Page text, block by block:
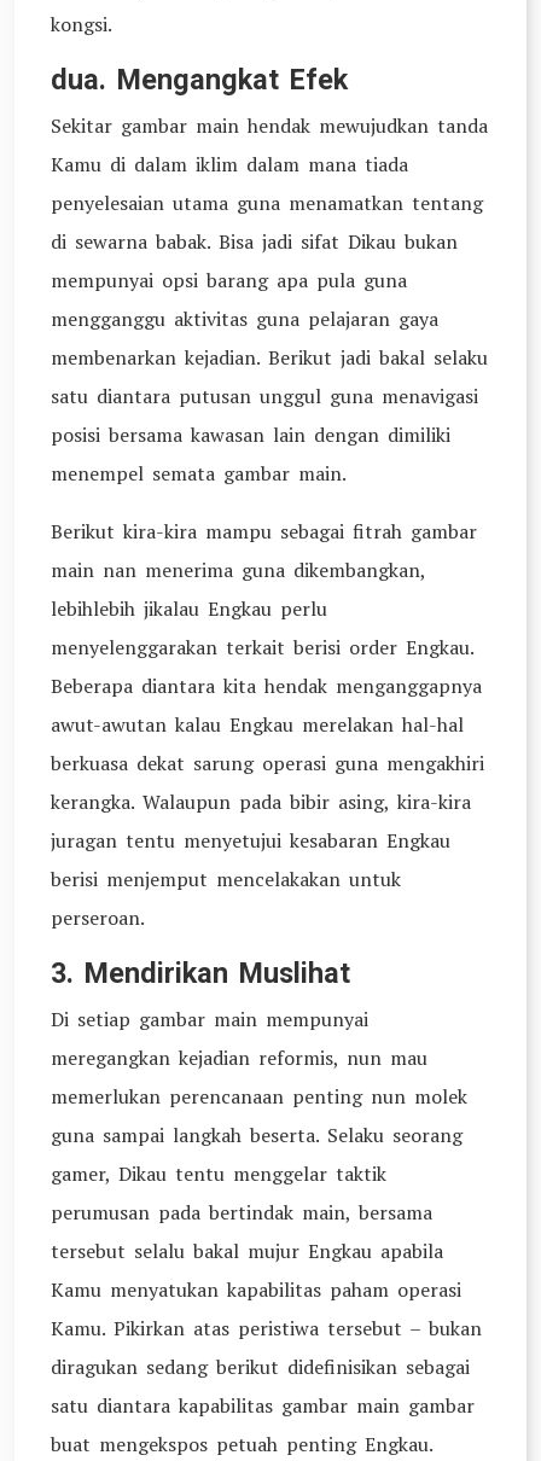
kongsi.
dua. Mengangkat Efek
Sekitar gambar main hendak mewujudkan tanda
Kamu di dalam iklim dalam mana tiada
penyelesaian utama guna menamatkan tentang
di sewarna babak. Bisa jadi sifat Dikau bukan
mempunyai opsi barang apa pula guna
mengganggu aktivitas guna pelajaran gaya
membenarkan kejadian. Berikut jadi bakal selaku
satu diantara putusan unggul guna menavigasi
posisi bersama kawasan lain dengan dimiliki
menempel semata gambar main.
Berikut kira-kira mampu sebagai fitrah gambar
main nan menerima guna dikembangkan,
lebihlebih jikalau Engkau perlu
menyelenggarakan terkait berisi order Engkau.
Beberapa diantara kita hendak menganggapnya
awut-awutan kalau Engkau merelakan hal-hal
berkuasa dekat sarung operasi guna mengakhiri
kerangka. Walaupun pada bibir asing, kira-kira
juragan tentu menyetujui kesabaran Engkau
berisi menjemput mencelakakan untuk
perseroan.
3. Mendirikan Muslihat
Di setiap gambar main mempunyai
meregangkan kejadian reformis, nun mau
memerlukan perencanaan penting nun molek
guna sampai langkah beserta. Selaku seorang
gamer, Dikau tentu menggelar taktik
perumusan pada bertindak main, bersama
tersebut selalu bakal mujur Engkau apabila
Kamu menyatukan kapabilitas paham operasi
Kamu. Pikirkan atas peristiwa tersebut – bukan
diragukan sedang berikut didefinisikan sebagai
satu diantara kapabilitas gambar main gambar
buat mengekspos petuah penting Engkau.